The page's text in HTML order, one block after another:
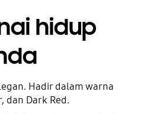
hidup
Hadir dalam warna
dan Dark Red.